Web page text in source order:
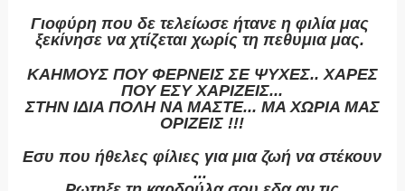
Γιοφύρη που δε τελείωσε ήτανε η φιλία μας
ξεκίνησε να χτίζεται χωρίς τη πεθυμια μας.
ΚΑΗΜΟΥΣ ΠΟΥ ΦΕΡΝΕΙΣ ΣΕ ΨΥΧΕΣ.. ΧΑΡΕΣ
ΠΟΥ ΕΣΥ ΧΑΡΙΖΕΙΣ...
ΣΤΗΝ ΙΔΙΑ ΠΟΛΗ ΝΑ ΜΑΣΤΕ... ΜΑ ΧΩΡΙΑ ΜΑΣ
ΟΡΙΖΕΙΣ !!!
Εσυ που ήθελες φίλιες για μια ζωή να στέκουν
...